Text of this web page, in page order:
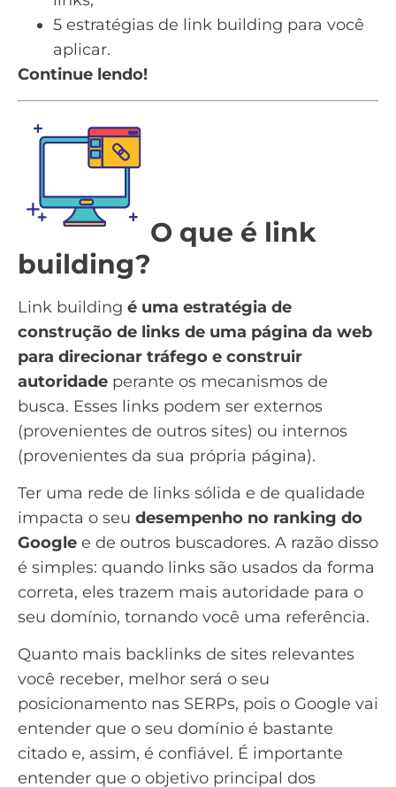
5 estratégias de link building para você
aplicar.
Continue lendo!
O que é link
building?
Link building é uma estratégia de
construção de links de uma página da web
para direcionar tráfego e construir
autoridade perante os mecanismos de
busca. Esses links podem ser externos
(provenientes de outros sites) ou internos
(provenientes da sua própria página).
Ter uma rede de links sólida e de qualidade
impacta o seu desempenho no ranking do
Google e de outros buscadores. A razão disso
é simples: quando links são usados da forma
correta, eles trazem mais autoridade para o
seu domínio, tornando você uma referência.
Quanto mais backlinks de sites relevantes
você receber, melhor será o seu
posicionamento nas SERPs, pois o Google vai
entender que o seu domínio é bastante
citado e, assim, é confiável. É importante
entender que o objetivo principal dos